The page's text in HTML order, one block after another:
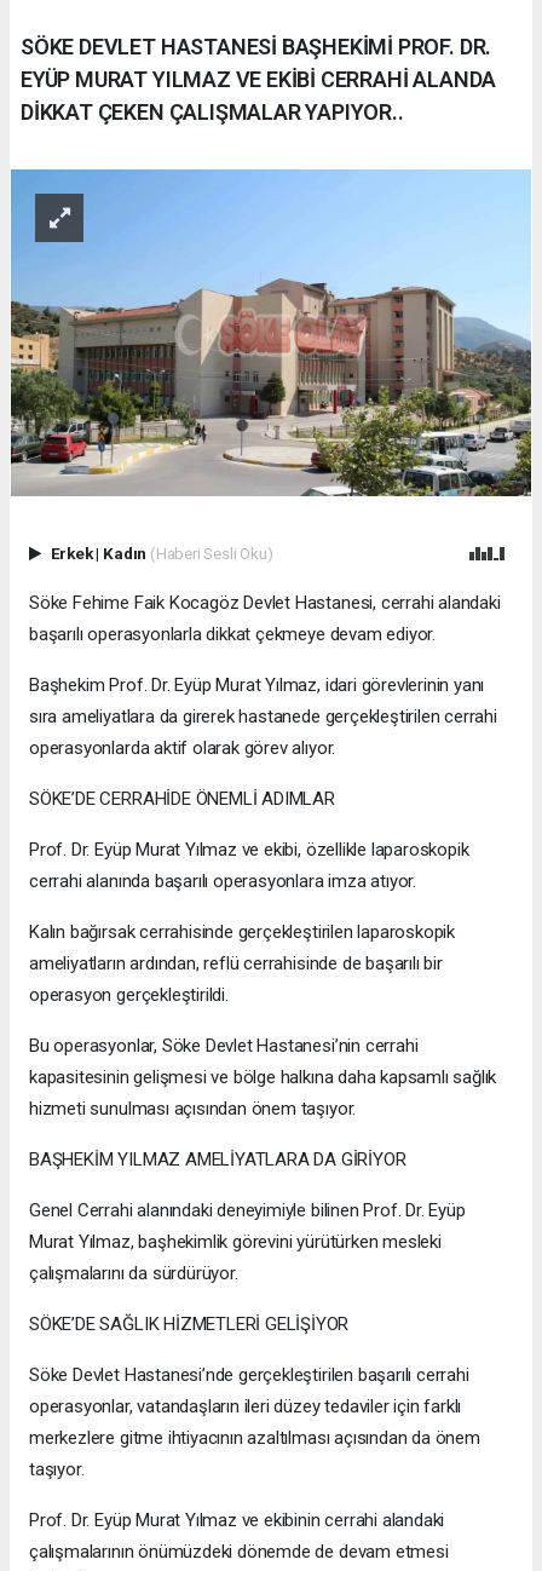
SÖKE DEVLET HASTANESİ BAŞHEKİMİ PROF. DR.
EYÜP MURAT YILMAZ VE EKİBİ CERRAHİ ALANDA
DİKKAT ÇEKEN ÇALIŞMALAR YAPIYOR..
Erkek| Kadın (Haberi Sesli Oku)
Söke Fehime Faik Kocagöz Devlet Hastanesi, cerrahi alandaki
başarılı operasyonlarla dikkat çekmeye devam ediyor.
Başhekim Prof. Dr. Eyüp Murat Yılmaz, idari görevlerinin yanı
sıra ameliyatlara da girerek hastanede gerçekleştirilen cerrahi
operasyonlarda aktif olarak görev alıyor.
SÖKE’DE CERRAHİDE ÖNEMLİ ADIMLAR
Prof. Dr. Eyüp Murat Yılmaz ve ekibi, özellikle laparoskopik
cerrahi alanında başarılı operasyonlara imza atıyor.
Kalın bağırsak cerrahisinde gerçekleştirilen laparoskopik
ameliyatların ardından, reflü cerrahisinde de başarılı bir
operasyon gerçekleştirildi.
Bu operasyonlar, Söke Devlet Hastanesi’nin cerrahi
kapasitesinin gelişmesi ve bölge halkına daha kapsamlı sağlık
hizmeti sunulması açısından önem taşıyor.
BAŞHEKİM YILMAZ AMELİYATLARA DA GİRİYOR
Genel Cerrahi alanındaki deneyimiyle bilinen Prof. Dr. Eyüp
Murat Yılmaz, başhekimlik görevini yürütürken mesleki
çalışmalarını da sürdürüyor.
SÖKE’DE SAĞLIK HİZMETLERİ GELİŞİYOR
Söke Devlet Hastanesi’nde gerçekleştirilen başarılı cerrahi
operasyonlar, vatandaşların ileri düzey tedaviler için farklı
merkezlere gitme ihtiyacının azaltılması açısından da önem
taşıyor.
Prof. Dr. Eyüp Murat Yılmaz ve ekibinin cerrahi alandaki
çalışmalarının önümüzdeki dönemde de devam etmesi